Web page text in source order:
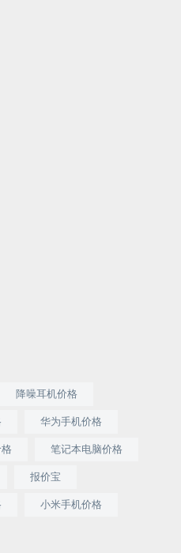
降噪耳机价格
华为手机价格
笔记本电脑价格
报价宝
小米手机价格